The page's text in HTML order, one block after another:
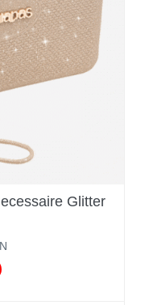
Glitter